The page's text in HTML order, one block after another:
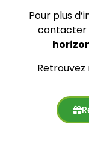
Pour plus
contacter
Retrouvez